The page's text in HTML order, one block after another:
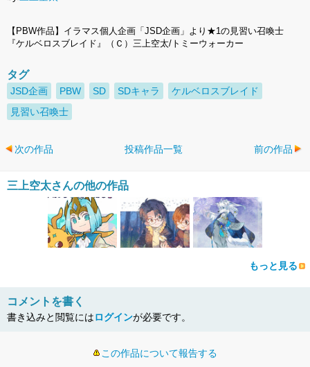
【PBW作品】イラマス個人企画「JSD企画」より★1の見習い召喚士
『ケルベロスブレイド』（Ｃ）三上空太/トミーウォーカー
タグ
JSD企画 PBW SD SDキャラ
ケルベロスブレイド
見習い召喚士
次の作品 投稿作品一覧 前の作品
三上空太さんの他の作品
もっと見る
コメントを書く
書き込みと閲覧にはログインが必要です。
この作品について報告する